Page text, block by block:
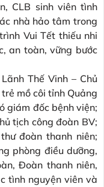
CLB sinh viên tình
nhà hảo tâm trong
Vui Tết thiếu nhi
an toàn, vững bước
Thế Vinh – Chủ
mồ côi tỉnh Quảng
giám đốc bệnh viện;
tịch công đoàn BV;
đoàn thanh niên;
phòng điều dưỡng,
Đoàn thanh niên,
tình nguyện viên và